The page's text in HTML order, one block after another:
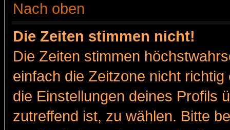
Nach oben
Die Zeiten stimmen nicht!
Die Zeiten stimmen
einfach die Zeitzone nicht
die Einstellungen deines Profils
zutreffend ist, zu wählen. Bitte